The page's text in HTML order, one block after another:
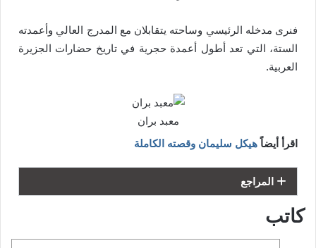
فنرى مدخله الرئيسي وساحته يتقابلان مع المدرج العالي وأعمدته
الستة، التي تعد أطول أعمدة حجرية في تاريخ حضارات الجزيرة
العربية.
معبد بران
اقرأ أيضاً هيكل سليمان وقصته الكاملة
المراجع
كاتب